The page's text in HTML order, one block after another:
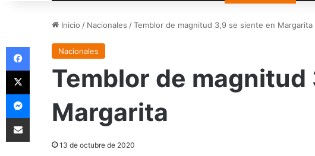
Inicio / Nacionales /Temblor de magnitud 3,9 se siente en Margarita
Nacionales
Temblor de magnitud
Margarita
13 de octubre de 2020
Facebook
X
Messenger
Compartir por correo electrónico